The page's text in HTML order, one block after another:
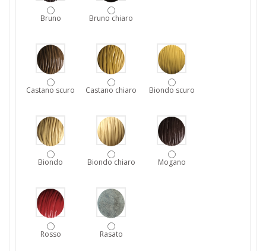
Bruno Bruno chiaro
Castano scuro Castano chiaro Biondo scuro
Biondo Biondo chiaro Mogano
Rosso Rasato